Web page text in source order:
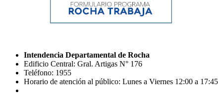
Intendencia Departamental de Rocha
Edificio Central: Gral. Artigas N° 176
Teléfono: 1955
Horario de atención al público: Lunes a Viernes 12:00 a 17:45